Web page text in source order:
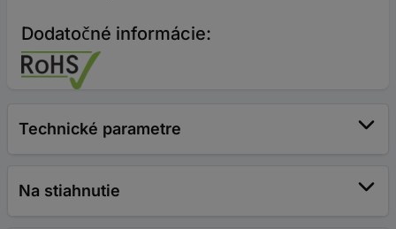
Dodatočné informácie:
Technické parametre
Na stiahnutie